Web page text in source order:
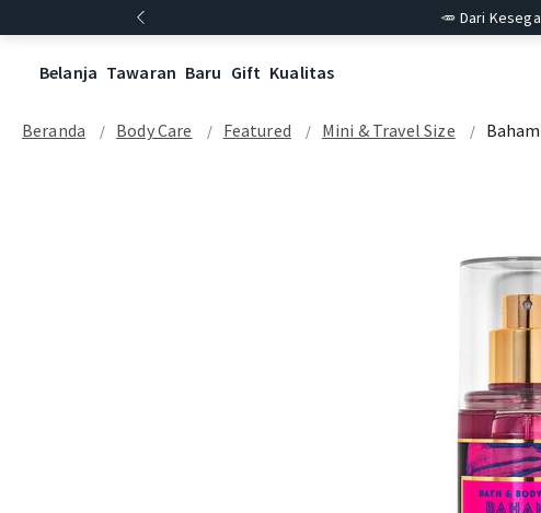
🥕 Dari
Belanja Tawaran Baru Gift Kualitas
Beranda Body Care Featured Mini & Travel Size